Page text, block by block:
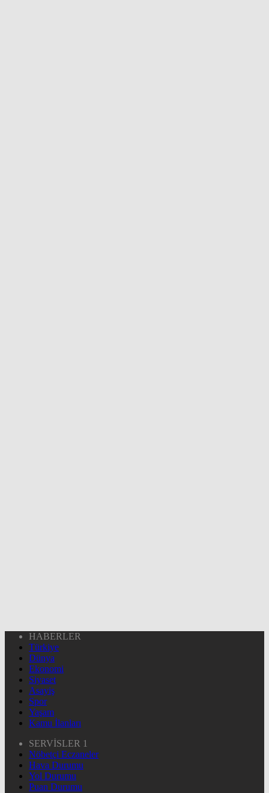
HABERLER
Türkiye
Dünya
Ekonomi
Siyaset
Asayiş
Spor
Yaşam
Kamu İlanları
SERVİSLER 1
Nöbetçi Eczaneler
Hava Durumu
Yol Durumu
Puan Durumu